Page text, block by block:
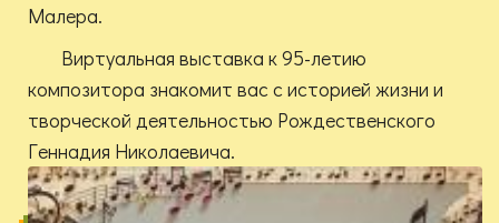
Малера.
Виртуальная выставка к 95-летию
композитора знакомит вас с историей жизни и
творческой деятельностью Рождественского
Геннадия Николаевича.